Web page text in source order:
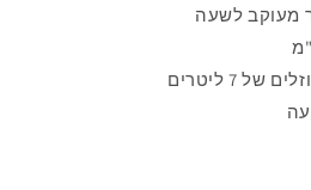
7 ליטרים